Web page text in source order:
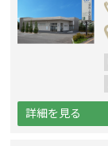
詳細を見る